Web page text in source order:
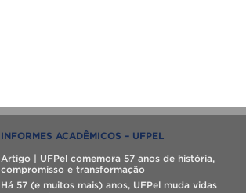
INFORMES ACADÊMICOS – UFPEL
Artigo | UFPel comemora 57 anos de história,
compromisso e transformação
Há 57 (e muitos mais) anos, UFPel muda vidas